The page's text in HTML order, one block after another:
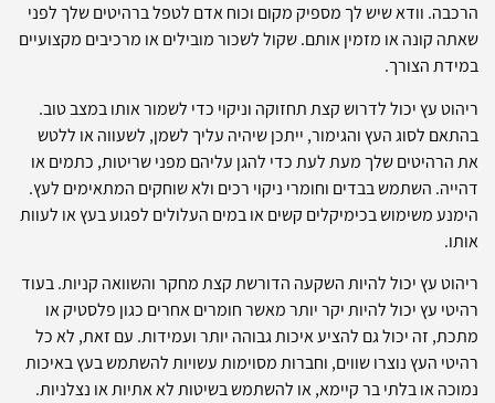
הרכבה. וודא שיש לך מספיק מקום וכוח אדם לטפל ברהיטים שלך לפני
שאתה קונה או מזמין אותם. שקול לשכור מובילים או מרכיבים מקצועיים
במידת הצורך.
ריהוט עץ יכול לדרוש קצת תחזוקה וניקוי כדי לשמור אותו במצב טוב.
בהתאם לסוג העץ והגימור, ייתכן שיהיה עליך לשמן, לשעווה או ללטש
את הרהיטים שלך מעת לעת כדי להגן עליהם מפני שריטות, כתמים או
דהייה. השתמש בבדים וחומרי ניקוי רכים ולא שוחקים המתאימים לעץ.
הימנע משימוש בכימיקלים קשים או במים העלולים לפגוע בעץ או לעוות
אותו.
ריהוט עץ יכול להיות השקעה הדורשת קצת מחקר והשוואה קניות. בעוד
רהיטי עץ יכול להיות יקר יותר מאשר חומרים אחרים כגון פלסטיק או
מתכת, זה יכול גם להציע איכות גבוהה יותר ועמידות. עם זאת, לא כל
רהיטי העץ נוצרו שווים, וחברות מסוימות עשויות להשתמש בעץ באיכות
נמוכה או בלתי בר קיימא, או להשתמש בשיטות לא אתיות או נצלניות.